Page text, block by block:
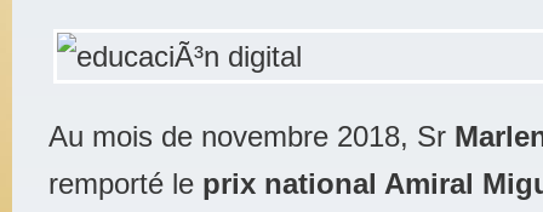
Au mois de novembre 2018, Sr
remporté le prix national Amiral